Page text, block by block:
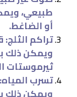
طبيعي،
أو الضاغط.
تراكم
ويمكن ذلك
ثيرموستات
تسرب